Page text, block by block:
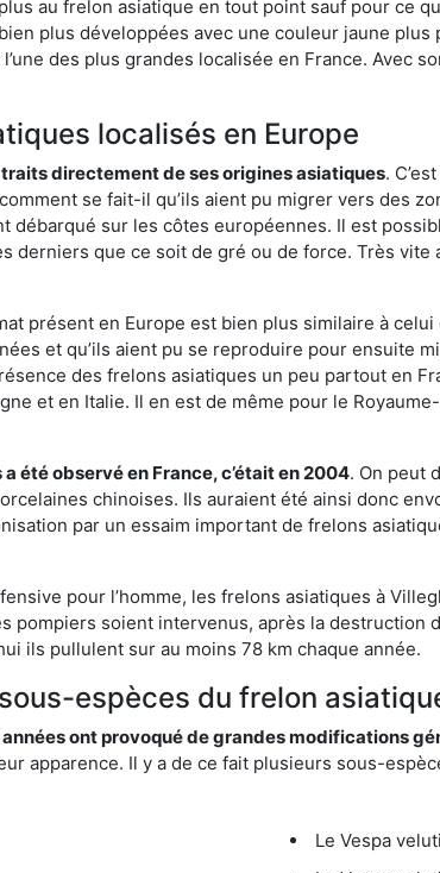
au frelon asiatique en tout point sauf pour ce
plus développées avec une couleur jaune
des plus grandes localisée en France. Avec
localisés en Europe
directement de ses origines asiatiques.
se fait-il qu’ils aient pu migrer vers des
débarqué sur les côtes européennes. Il est
derniers que ce soit de gré ou de force. Très
présent en Europe est bien plus similaire à celui
et qu’ils aient pu se reproduire pour ensuite
des frelons asiatiques un peu partout en
et en Italie. Il en est de même pour le
été observé en France, c’était en 2004. On peut
chinoises. Ils auraient été ainsi donc
par un essaim important de frelons
pour l’homme, les frelons asiatiques à
pompiers soient intervenus, après la destruction
ils pullulent sur au moins 78 km chaque année.
espèces du frelon
ont provoqué de grandes modifications
apparence. Il y a de ce fait plusieurs sous-
Le Vespa